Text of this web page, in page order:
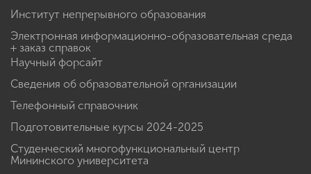
Институт непрерывного образования
Электронная информационно-образовательная среда
+ заказ справок
Научный форсайт
Сведения об образовательной организации
Телефонный справочник
Подготовительные курсы 2024-2025
Студенческий многофункциональный центр
Мининского университета